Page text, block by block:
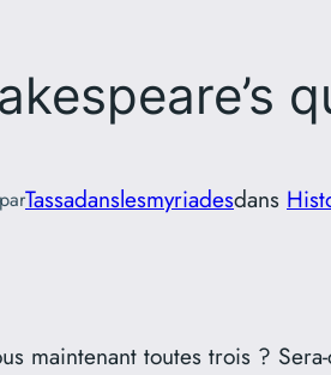
parTassadanslesmyriadesdans
maintenant toutes trois ?